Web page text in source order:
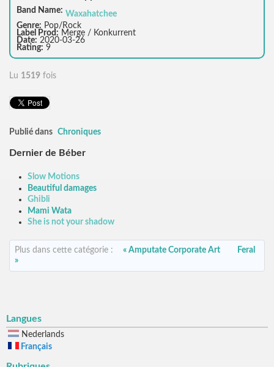
Band Name: Waxahatchee
Genre: Pop/Rock
Label Prod: Merge / Konkurrent
Date: 2020-03-26
Rating: 9
Lu 1519 fois
Publié dans Chroniques
Dernier de Béber
Slow Motions
Beautiful damages
Ghibli
Mami Wata
She is not your shadow
Plus dans cette catégorie : « Amputate Corporate Art
Feral
»
Langues
Nederlands
Français